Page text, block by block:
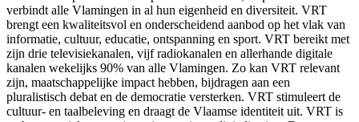
verbindt alle Vlamingen in al hun eigenheid en diversiteit. VRT
brengt een kwaliteitsvol en onderscheidend aanbod op het vlak van
informatie, cultuur, educatie, ontspanning en sport. VRT bereikt met
zijn drie televisiekanalen, vijf radiokanalen en allerhande digitale
kanalen wekelijks 90% van alle Vlamingen. Zo kan VRT relevant
zijn, maatschappelijke impact hebben, bijdragen aan een
pluralistisch debat en de democratie versterken. VRT stimuleert de
cultuur- en taalbeleving en draagt de Vlaamse identiteit uit. VRT is